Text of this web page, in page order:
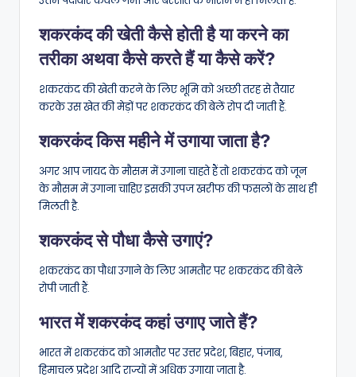
शकरकंद की खेती कैसे होती है या करने का
तरीका अथवा कैसे करते हैं या कैसे करें?
शकरकंद की खेती करने के लिए भूमि को अच्छी तरह से तैयार
करके उस खेत की मेड़ों पर शकरकंद की बेलें रोप दी जाती हैं.
शकरकंद किस महीने में उगाया जाता है?
अगर आप जायद के मौसम में उगाना चाहते हैं तो शकरकंद को जून
के मौसम में उगाना चाहिए इसकी उपज खरीफ की फसलों के साथ ही
मिलती है.
शकरकंद से पौधा कैसे उगाएं?
शकरकंद का पौधा उगाने के लिए आमतौर पर शकरकंद की बेलें
रोपी जाती हैं.
भारत में शकरकंद कहां उगाए जाते हैं?
भारत में शकरकंद को आमतौर पर उत्तर प्रदेश, बिहार, पंजाब,
हिमाचल प्रदेश आदि राज्यों में अधिक उगाया जाता है.